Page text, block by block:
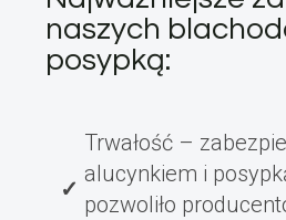
naszych
posypką:
Trwałość –
alucynkiem i
pozwoliło